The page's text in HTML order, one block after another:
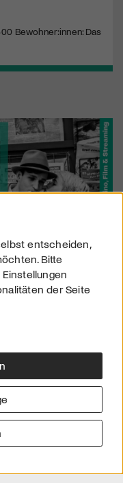
Bewohner:innen: Das
Impressum
entscheiden,
Bitte
der Seite